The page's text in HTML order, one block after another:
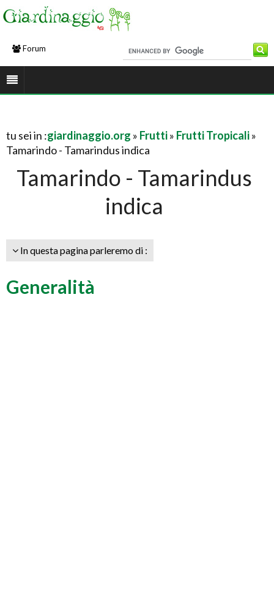
Forum
tu sei in :giardinaggio.org » Frutti» Frutti Tropicali»
Tamarindo - Tamarindus indica
Tamarindo - Tamarindus
indica
In questa pagina parleremo di :
Generalità